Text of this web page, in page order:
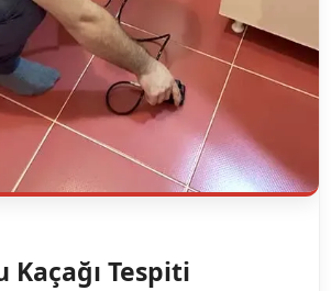
Kaçağı Tespiti